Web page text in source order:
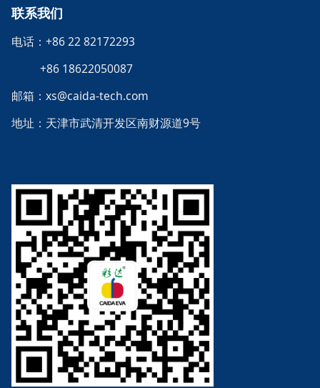
联系我们
电话：+86 22 82172293
+86 18622050087
邮箱：xs@caida-tech.com
地址：天津市武清开发区南财源道9号